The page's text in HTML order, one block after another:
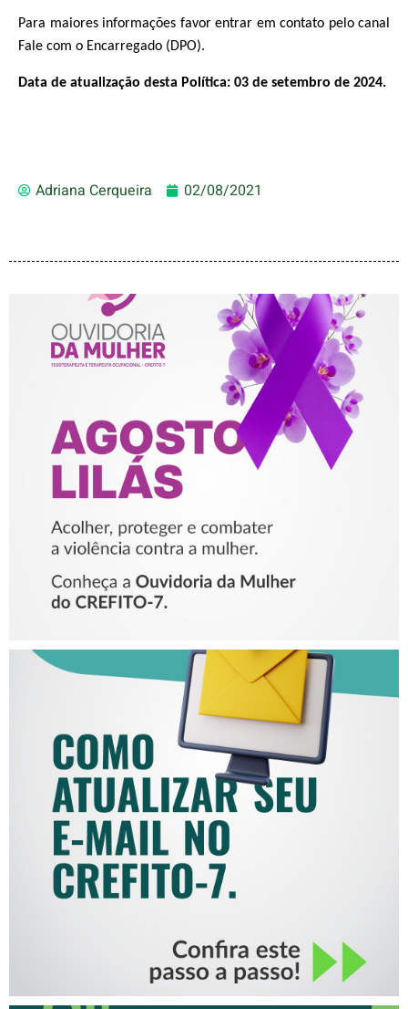
Para maiores informações favor entrar em contato pelo canal
Fale com o Encarregado (DPO).
Data de atualização desta Política: 03 de setembro de 2024.
Adriana Cerqueira 02/08/2021
AGOSTO LILÁS – ACOLHER,
PROTEGER E COMBATER A
VIOLÊNCIA CONTRA A
MULHER
COMO ATUALIZAR SEU E-
MAIL NO CREFITO-7